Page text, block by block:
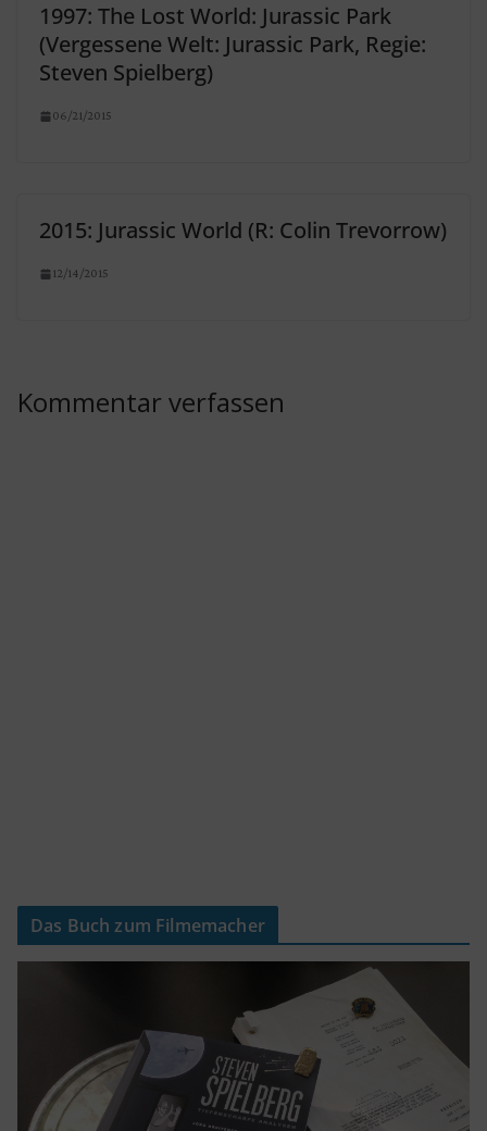
1997: The Lost World: Jurassic Park
(Vergessene Welt: Jurassic Park, Regie:
Steven Spielberg)
06/21/2015
2015: Jurassic World (R: Colin Trevorrow)
12/14/2015
Kommentar verfassen
Das Buch zum Filmemacher